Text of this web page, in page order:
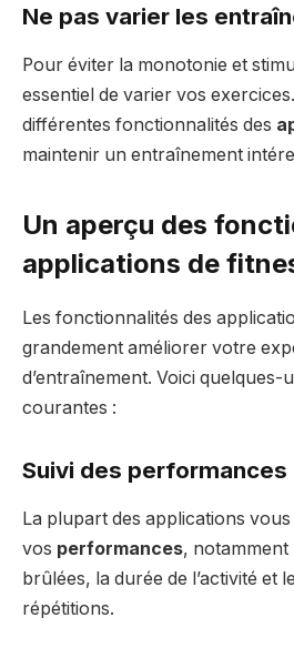
Ne pas varier les
Pour éviter la monotonie et
essentiel de varier vos
différentes fonctionnalités des
maintenir un entraînement
Un aperçu des
applications de
Les fonctionnalités des
grandement améliorer votre
d’entraînement. Voici quelques-
courantes :
Suivi des performances
La plupart des applications
vos performances, notamment
brûlées, la durée de l’activité et
répétitions.